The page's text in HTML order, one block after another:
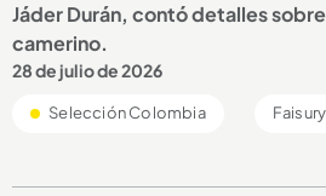
Jáder Durán, contó detalles
camerino.
28 de julio de 2026
Selección Colombia